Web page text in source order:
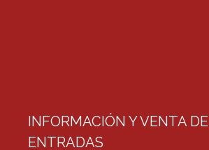
INFORMACIÓN Y VENTA DE
ENTRADAS